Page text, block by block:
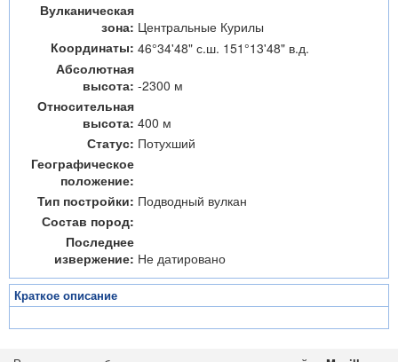
Вулканическая
зона: Центральные Курилы
Координаты: 46°34'48" с.ш. 151°13'48" в.д.
Абсолютная
высота: -2300 м
Относительная
высота: 400 м
Статус: Потухший
Географическое
положение:
Тип постройки: Подводный вулкан
Состав пород:
Последнее
извержение: Не датировано
Краткое описание